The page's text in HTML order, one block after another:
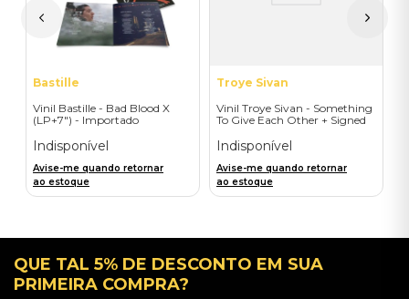
Bastille
Vinil Bastille - Bad Blood X
(LP+7") - Importado
Indisponível
Avise-me quando retornar
ao estoque
Troye Sivan
Vinil Troye Sivan - Something
To Give Each Other + Signed
Indisponível
Avise-me quando retornar
ao estoque
QUE TAL 5% DE DESCONTO EM SUA
PRIMEIRA COMPRA?